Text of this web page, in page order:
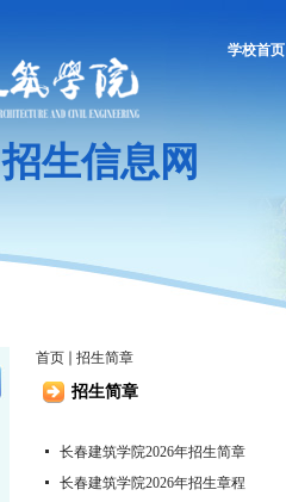
学校首页
招生信息网
首页 招生简章
招生简章
长春建筑学院2026年招生简章
长春建筑学院2026年招生章程